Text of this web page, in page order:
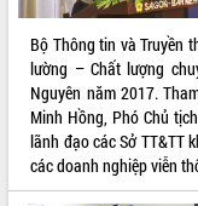
mới
Chuyển đổi số 'mở đường'
nghiệp Đắk Lắk tăng trưởng
Triển khai đồng bộ đo đạc,
địa chính, hoàn thiện cơ sở
đai
Ứng dụng sinh trắc học -
Bộ Thông tin và Truyền
lường – Chất lượng
Nguyên năm 2017.
Minh Hồng, Phó Chủ
lãnh đạo các Sở TT&TT
các doanh nghiệp viễn